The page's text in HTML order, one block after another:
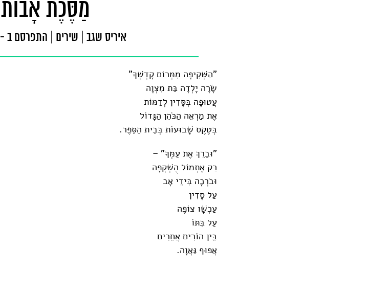
מַסֶּכֶת אָבוֹת
איריס שגב שירים התפרסם ב - 10.06.19
"הַשְּׁקִיפָה מִמְּרוֹם קָדְשְׁךָ"
שָׂרָה יָלְדָה בַּת מִצְוָה
עֲטוּפָה בְּסָּדִין לְדַמּוֹת
אֶת מַרְאֵה הַכֹּהֵן הַגָּדוֹל
בְּטֶקֶס שָׁבוּעוֹת בְּבֵית הַסֵּפֶר.
"וּבַרֵךְ אֶת עַמְּךָ" –
רַק אֶתְמוֹל הֻשְׁקְפָה
וּבֹרְכָה בִּידֵי אָב
עַל סָדִין
עַכְשָׁו צוֹפֶה
עַל בִּתּוֹ
בֵּין הוֹרִים אֲחֵרִים
אֲפוּף גַּאֲוָה.